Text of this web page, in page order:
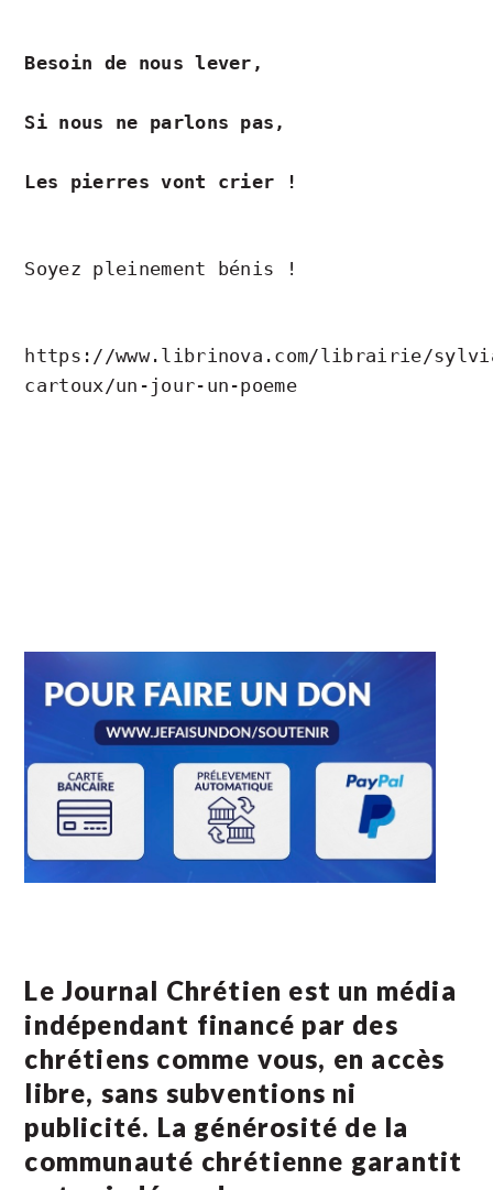
Besoin de nous lever,
Si nous ne parlons pas,
Les pierres vont crier !
Soyez pleinement bénis !
https://www.librinova.com/librairie/
cartoux/un-jour-un-poeme
Le Journal Chrétien est un média
indépendant financé par des
chrétiens comme vous, en accès
libre, sans subventions ni
publicité. La générosité de la
communauté chrétienne garantit